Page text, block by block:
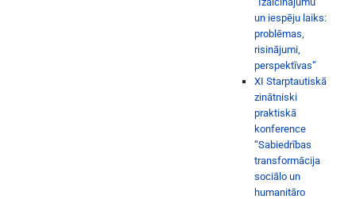
un iespēju laiks:
problēmas,
risinājumi,
perspektīvas”
XI Starptautiskā
zinātniski
praktiskā
konference
“Sabiedrības
transformācija
sociālo un
humanitāro